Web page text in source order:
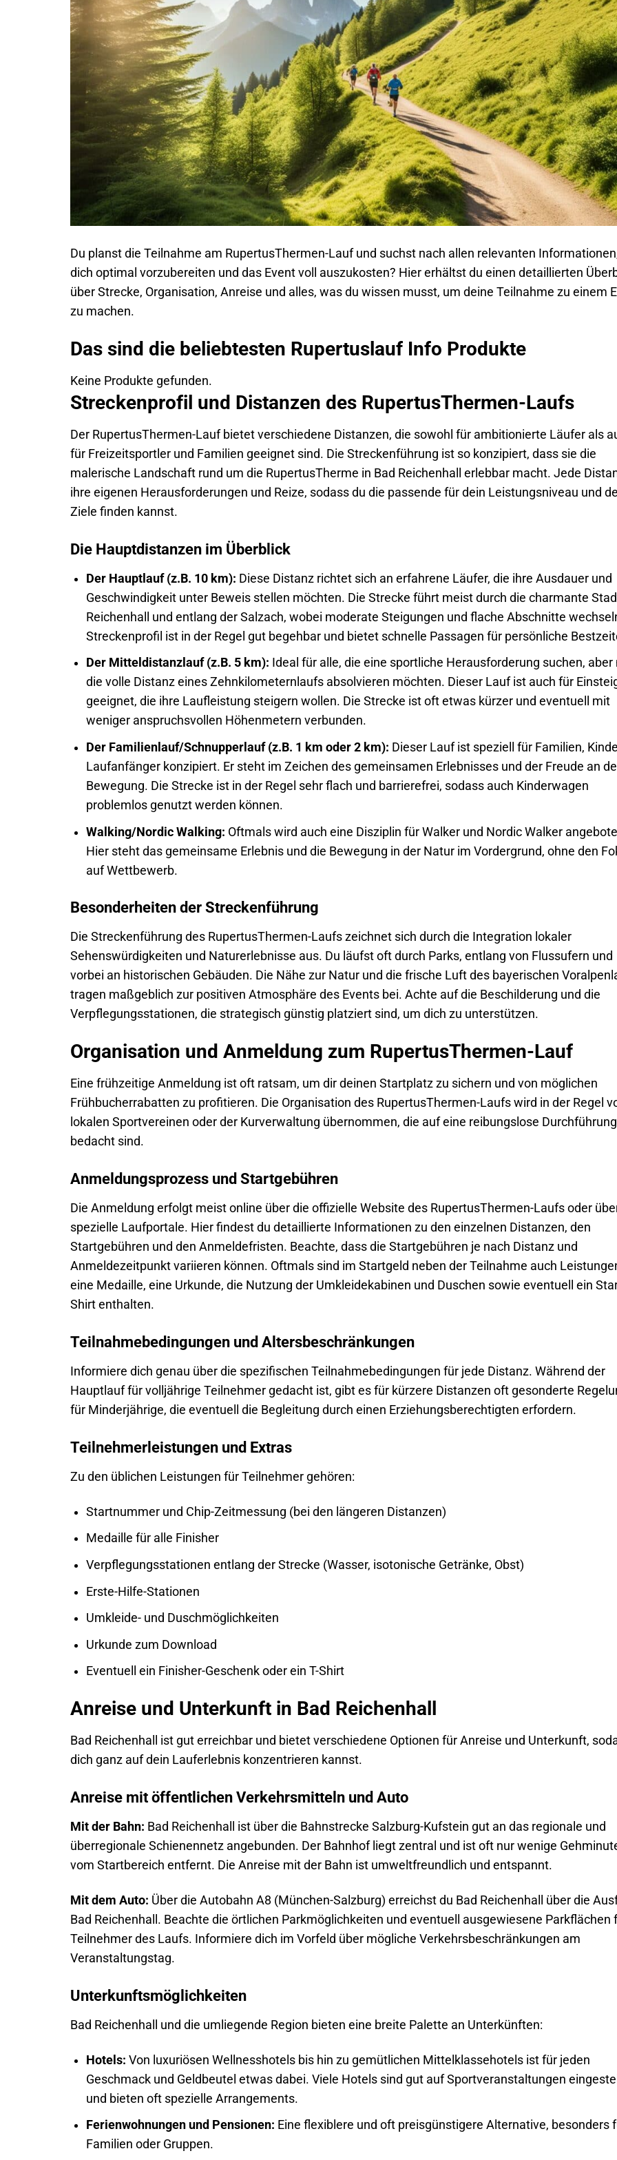
Du planst die Teilnahme am RupertusThermen-Lauf und suchst nach allen relevanten
dich optimal vorzubereiten und das Event voll auszukosten? Hier erhältst du einen detaillierten
über Strecke, Organisation, Anreise und alles, was du wissen musst, um deine Teilnahme zu einem
zu machen.
Das sind die beliebtesten Rupertuslauf Info Produkte
Keine Produkte gefunden.
Streckenprofil und Distanzen des RupertusThermen-Laufs
Der RupertusThermen-Lauf bietet verschiedene Distanzen, die sowohl für ambitionierte Läufer als
für Freizeitsportler und Familien geeignet sind. Die Streckenführung ist so konzipiert, dass sie die
malerische Landschaft rund um die RupertusTherme in Bad Reichenhall erlebbar macht. Jede
ihre eigenen Herausforderungen und Reize, sodass du die passende für dein Leistungsniveau und
Ziele finden kannst.
Die Hauptdistanzen im Überblick
Der Hauptlauf (z.B. 10 km): Diese Distanz richtet sich an erfahrene Läufer, die ihre Ausdauer und
Geschwindigkeit unter Beweis stellen möchten. Die Strecke führt meist durch die charmante
Reichenhall und entlang der Salzach, wobei moderate Steigungen und flache Abschnitte
Streckenprofil ist in der Regel gut begehbar und bietet schnelle Passagen für persönliche
Der Mitteldistanzlauf (z.B. 5 km): Ideal für alle, die eine sportliche Herausforderung suchen, aber
die volle Distanz eines Zehnkilometernlaufs absolvieren möchten. Dieser Lauf ist auch für
geeignet, die ihre Laufleistung steigern wollen. Die Strecke ist oft etwas kürzer und eventuell mit
weniger anspruchsvollen Höhenmetern verbunden.
Der Familienlauf/Schnupperlauf (z.B. 1 km oder 2 km): Dieser Lauf ist speziell für Familien,
Laufanfänger konzipiert. Er steht im Zeichen des gemeinsamen Erlebnisses und der Freude an
Bewegung. Die Strecke ist in der Regel sehr flach und barrierefrei, sodass auch Kinderwagen
problemlos genutzt werden können.
Walking/Nordic Walking: Oftmals wird auch eine Disziplin für Walker und Nordic Walker
Hier steht das gemeinsame Erlebnis und die Bewegung in der Natur im Vordergrund, ohne den
auf Wettbewerb.
Besonderheiten der Streckenführung
Die Streckenführung des RupertusThermen-Laufs zeichnet sich durch die Integration lokaler
Sehenswürdigkeiten und Naturerlebnisse aus. Du läufst oft durch Parks, entlang von Flussufern und
vorbei an historischen Gebäuden. Die Nähe zur Natur und die frische Luft des bayerischen
tragen maßgeblich zur positiven Atmosphäre des Events bei. Achte auf die Beschilderung und die
Verpflegungsstationen, die strategisch günstig platziert sind, um dich zu unterstützen.
Organisation und Anmeldung zum RupertusThermen-Lauf
Eine frühzeitige Anmeldung ist oft ratsam, um dir deinen Startplatz zu sichern und von möglichen
Frühbucherrabatten zu profitieren. Die Organisation des RupertusThermen-Laufs wird in der Regel
lokalen Sportvereinen oder der Kurverwaltung übernommen, die auf eine reibungslose Durchführung
bedacht sind.
Anmeldungsprozess und Startgebühren
Die Anmeldung erfolgt meist online über die offizielle Website des RupertusThermen-Laufs oder
spezielle Laufportale. Hier findest du detaillierte Informationen zu den einzelnen Distanzen, den
Startgebühren und den Anmeldefristen. Beachte, dass die Startgebühren je nach Distanz und
Anmeldezeitpunkt variieren können. Oftmals sind im Startgeld neben der Teilnahme auch
eine Medaille, eine Urkunde, die Nutzung der Umkleidekabinen und Duschen sowie eventuell ein
Shirt enthalten.
Teilnahmebedingungen und Altersbeschränkungen
Informiere dich genau über die spezifischen Teilnahmebedingungen für jede Distanz. Während der
Hauptlauf für volljährige Teilnehmer gedacht ist, gibt es für kürzere Distanzen oft gesonderte
für Minderjährige, die eventuell die Begleitung durch einen Erziehungsberechtigten erfordern.
Teilnehmerleistungen und Extras
Zu den üblichen Leistungen für Teilnehmer gehören:
Startnummer und Chip-Zeitmessung (bei den längeren Distanzen)
Medaille für alle Finisher
Verpflegungsstationen entlang der Strecke (Wasser, isotonische Getränke, Obst)
Erste-Hilfe-Stationen
Umkleide- und Duschmöglichkeiten
Urkunde zum Download
Eventuell ein Finisher-Geschenk oder ein T-Shirt
Anreise und Unterkunft in Bad Reichenhall
Bad Reichenhall ist gut erreichbar und bietet verschiedene Optionen für Anreise und Unterkunft,
dich ganz auf dein Lauferlebnis konzentrieren kannst.
Anreise mit öffentlichen Verkehrsmitteln und Auto
Mit der Bahn: Bad Reichenhall ist über die Bahnstrecke Salzburg-Kufstein gut an das regionale und
überregionale Schienennetz angebunden. Der Bahnhof liegt zentral und ist oft nur wenige
vom Startbereich entfernt. Die Anreise mit der Bahn ist umweltfreundlich und entspannt.
Mit dem Auto: Über die Autobahn A8 (München-Salzburg) erreichst du Bad Reichenhall über die
Bad Reichenhall. Beachte die örtlichen Parkmöglichkeiten und eventuell ausgewiesene Parkflächen
Teilnehmer des Laufs. Informiere dich im Vorfeld über mögliche Verkehrsbeschränkungen am
Veranstaltungstag.
Unterkunftsmöglichkeiten
Bad Reichenhall und die umliegende Region bieten eine breite Palette an Unterkünften:
Hotels: Von luxuriösen Wellnesshotels bis hin zu gemütlichen Mittelklassehotels ist für jeden
Geschmack und Geldbeutel etwas dabei. Viele Hotels sind gut auf Sportveranstaltungen
und bieten oft spezielle Arrangements.
Ferienwohnungen und Pensionen: Eine flexiblere und oft preisgünstigere Alternative, besonders
Familien oder Gruppen.